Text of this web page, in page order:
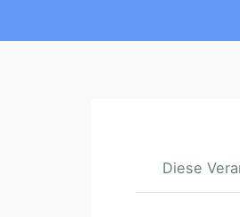
Diese